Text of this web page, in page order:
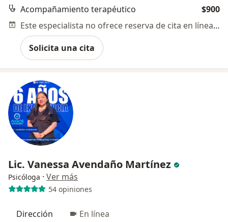
Acompañamiento terapéutico
$900
Este especialista no ofrece reserva de cita en línea en esta dirección.
Solicita una cita
Lic. Vanessa Avendaño Martínez
Psicóloga · Ver más
54 opiniones
Dirección En línea